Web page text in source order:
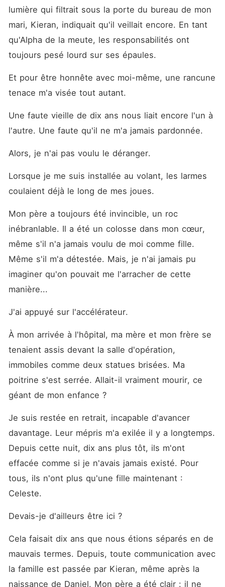
lumière qui filtrait sous la porte du bureau de mon
mari, Kieran, indiquait qu'il veillait encore. En tant
qu'Alpha de la meute, les responsabilités ont
toujours pesé lourd sur ses épaules.
Et pour être honnête avec moi-même, une rancune
tenace m'a visée tout autant.
Une faute vieille de dix ans nous liait encore l'un à
l'autre. Une faute qu'il ne m'a jamais pardonnée.
Alors, je n'ai pas voulu le déranger.
Lorsque je me suis installée au volant, les larmes
coulaient déjà le long de mes joues.
Mon père a toujours été invincible, un roc
inébranlable. Il a été un colosse dans mon cœur,
même s'il n'a jamais voulu de moi comme fille.
Même s'il m'a détestée. Mais, je n'ai jamais pu
imaginer qu'on pouvait me l'arracher de cette
manière...
J'ai appuyé sur l'accélérateur.
À mon arrivée à l'hôpital, ma mère et mon frère se
tenaient assis devant la salle d'opération,
immobiles comme deux statues brisées. Ma
poitrine s'est serrée. Allait-il vraiment mourir, ce
géant de mon enfance ?
Je suis restée en retrait, incapable d'avancer
davantage. Leur mépris m'a exilée il y a longtemps.
Depuis cette nuit, dix ans plus tôt, ils m'ont
effacée comme si je n'avais jamais existé. Pour
tous, ils n'ont plus qu'une fille maintenant :
Celeste.
Devais-je d'ailleurs être ici ?
Cela faisait dix ans que nous étions séparés en de
mauvais termes. Depuis, toute communication avec
la famille est passée par Kieran, même après la
naissance de Daniel. Mon père a été clair : il ne